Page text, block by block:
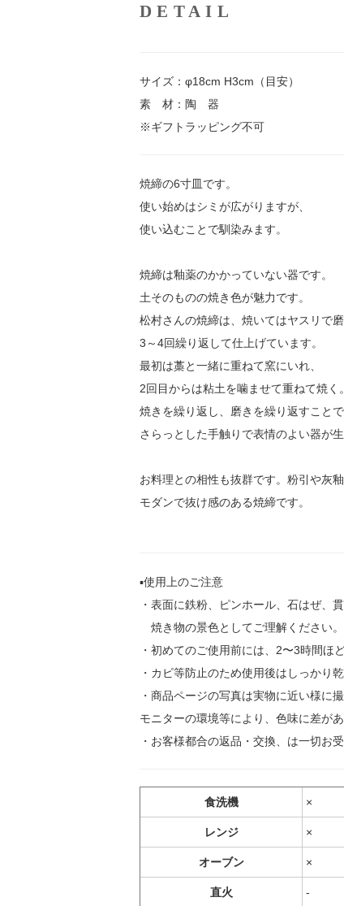
DETAIL
サイズ：φ18cm H3cm（目安）
素 材：陶 器
※ギフトラッピング不可
焼締の6寸皿です。
使い始めはシミが広がりますが、
使い込むことで馴染みます。
焼締は釉薬のかかっていない器です。
土そのものの焼き色が魅力です。
松村さんの焼締は、焼いてはヤスリで
3～4回繰り返して仕上げています。
最初は藁と一緒に重ねて窯にいれ、
2回目からは粘土を噛ませて重ねて焼く。
焼きを繰り返し、磨きを繰り返すことで
さらっとした手触りで表情のよい器が生
お料理との相性も抜群です。粉引や灰
モダンで抜け感のある焼締です。
▪️使用上のご注意
・表面に鉄粉、ピンホール、石はぜ、
焼き物の景色としてご理解ください。
・初めてのご使用前には、2〜3時間ほ
・カビ等防止のため使用後はしっかり
・商品ページの写真は実物に近い様に
モニターの環境等により、色味に差が
・お客様都合の返品・交換、は一切お
食洗機 ×
レンジ ×
オーブン ×
直火 -